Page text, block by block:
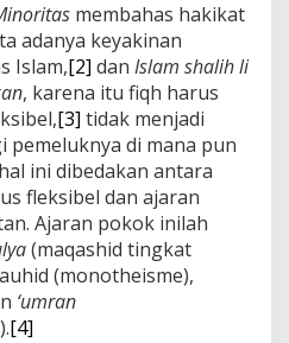
membahas hakikat
adanya keyakinan
Islam,[2] dan Islam shalih li
, karena itu fiqh harus
[3] tidak menjadi
pemeluknya di mana pun
ini dibedakan antara
fleksibel dan ajaran
Ajaran pokok inilah
(maqashid tingkat
(monotheisme),
‘umran
[4]